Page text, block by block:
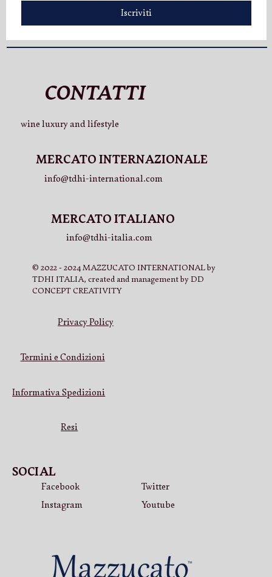
Iscriviti
CONTATTI
wine luxury and lifestyle
MERCATO INTERNAZIONALE
info@tdhi-international.com
MERCATO ITALIANO
info@tdhi-italia.com
© 2022 - 2024 MAZZUCATO INTERNATIONAL by
TDHI ITALIA, created and management by DD
CONCEPT CREATIVITY
Privacy Policy
Termini e Condizioni
Informativa Spedizioni
Resi
SOCIAL
Facebook
Twitter
Instagram
Youtube